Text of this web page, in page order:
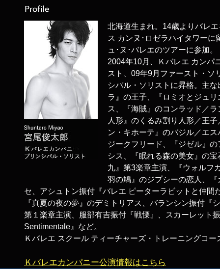
北海道生まれ。14歳よりバレ
ス カンヌ･ロゼラハイタワーに
ュ･ヌ･バレエのツアーに参加。
2004年10月、Ｋバレエ カンパ
スト、09年9月ファースト・ソ
シパル・ソリストに昇格。主
ラ』の王子、『ロミオとジュ
ス、『海賊』のコンラッド／
人形』のくるみ割り人形／王
ン・キホーテ』のバジル／エ
ジークフリード、『ジゼル』
シス、『眠れる森の美女』の
九』第3楽章主演、『ウォルフ
羽の鳩』のジプシーの恋人、
セ、アシュトン振付『バレエ ピーターラビットと仲間
『真夏の夜の夢』のデミトリアス、バランシン振付『
第１楽章主演、服部有吉振付『戦慄』、スカーレット
Sentimentale』など。
Ｋバレエ スクール ティーチャーズ・トレーニングコー
Ｋバレエカンパニー公演情報はこちら